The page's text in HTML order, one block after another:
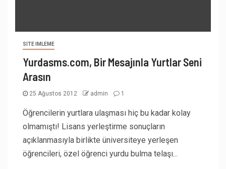
SITE IMLEME
Yurdasms.com, Bir Mesajınla Yurtlar Seni
Arasın
25 Ağustos 2012 admin 1
Öğrencilerin yurtlara ulaşması hiç bu kadar kolay
olmamıştı! Lisans yerleştirme sonuçların
açıklanmasıyla birlikte üniversiteye yerleşen
öğrencileri, özel öğrenci yurdu bulma telaşı...